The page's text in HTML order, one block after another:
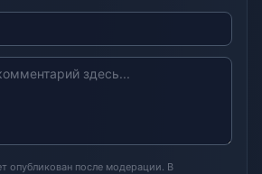
опубликован после модерации. В